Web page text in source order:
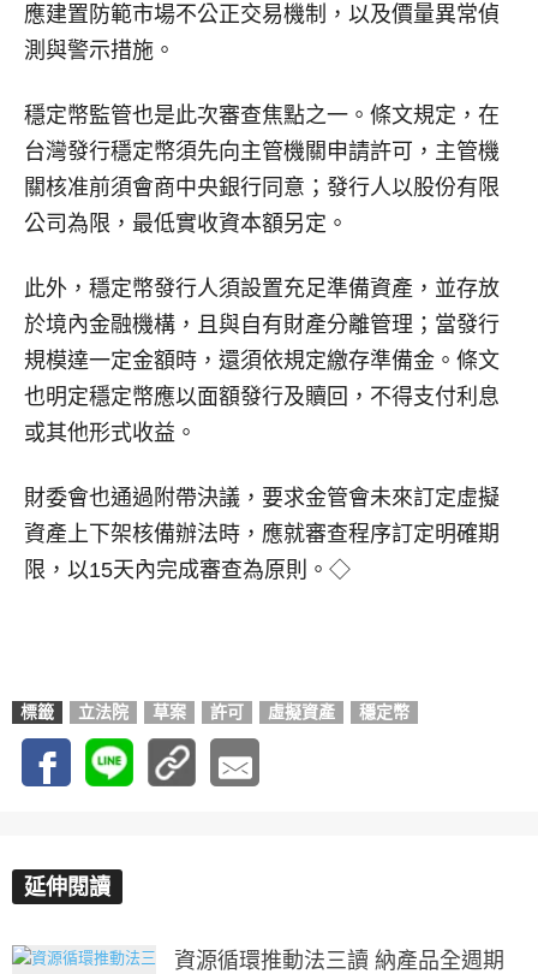
應建置防範市場不公正交易機制，以及價量異常偵
測與警示措施。
穩定幣監管也是此次審查焦點之一。條文規定，在
台灣發行穩定幣須先向主管機關申請許可，主管機
關核准前須會商中央銀行同意；發行人以股份有限
公司為限，最低實收資本額另定。
此外，穩定幣發行人須設置充足準備資產，並存放
於境內金融機構，且與自有財產分離管理；當發行
規模達一定金額時，還須依規定繳存準備金。條文
也明定穩定幣應以面額發行及贖回，不得支付利息
或其他形式收益。
財委會也通過附帶決議，要求金管會未來訂定虛擬
資產上下架核備辦法時，應就審查程序訂定明確期
限，以15天內完成審查為原則。◇
標籤 立法院 草案 許可 虛擬資產 穩定幣
延伸閱讀
資源循環推動法三讀 納產品全週期